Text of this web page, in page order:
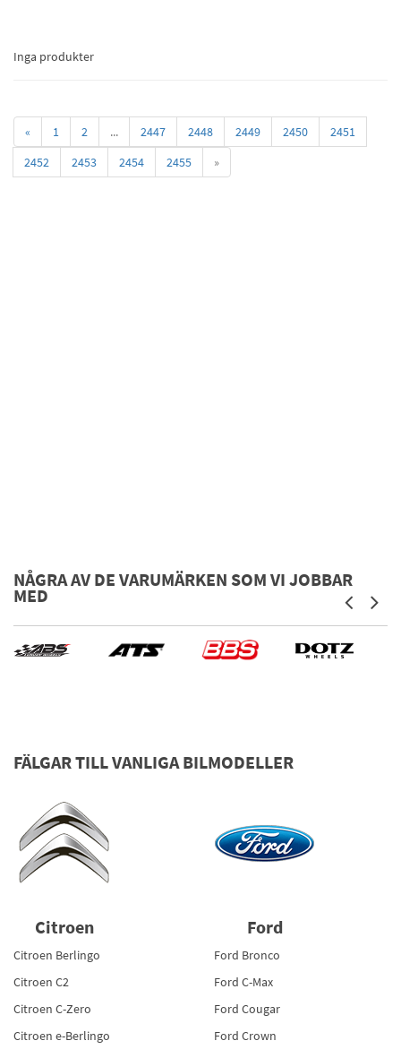
Inga produkter
« 1 2 ... 2447 2448 2449 2450
2451
2452
2453 2454 2455 »
NÅGRA AV DE VARUMÄRKEN SOM VI JOBBAR
MED
FÄLGAR TILL VANLIGA BILMODELLER
Citroen
Citroen Berlingo
Citroen C2
Citroen C-Zero
Citroen e-Berlingo
Ford
Ford Bronco
Ford C-Max
Ford Cougar
Ford Crown